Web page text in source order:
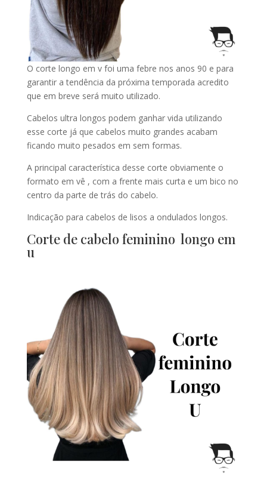
O corte longo em v foi uma febre nos anos 90 e para
garantir a tendência da próxima temporada acredito
que em breve será muito utilizado.
Cabelos ultra longos podem ganhar vida utilizando
esse corte já que cabelos muito grandes acabam
ficando muito pesados em sem formas.
A principal característica desse corte obviamente o
formato em vê , com a frente mais curta e um bico no
centro da parte de trás do cabelo.
Indicação para cabelos de lisos a ondulados longos.
Corte de cabelo feminino longo em
u